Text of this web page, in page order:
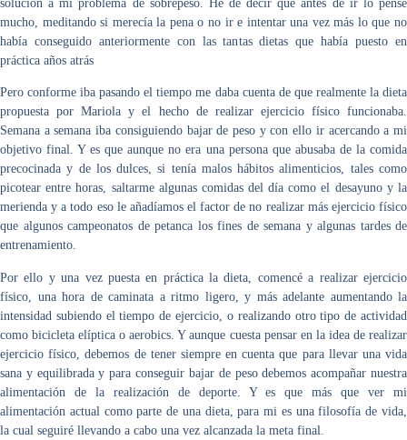
solución a mi problema de sobrepeso. He de decir que antes de ir lo pensé
mucho, meditando si merecía la pena o no ir e intentar una vez más lo que no
había conseguido anteriormente con las tantas dietas que había puesto en
práctica años atrás
Pero conforme iba pasando el tiempo me daba cuenta de que realmente la dieta
propuesta por Mariola y el hecho de realizar ejercicio físico funcionaba.
Semana a semana iba consiguiendo bajar de peso y con ello ir acercando a mi
objetivo final. Y es que aunque no era una persona que abusaba de la comida
precocinada y de los dulces, si tenía malos hábitos alimenticios, tales como
picotear entre horas, saltarme algunas comidas del día como el desayuno y la
merienda y a todo eso le añadíamos el factor de no realizar más ejercicio físico
que algunos campeonatos de petanca los fines de semana y algunas tardes de
entrenamiento.
Por ello y una vez puesta en práctica la dieta, comencé a realizar ejercicio
físico, una hora de caminata a ritmo ligero, y más adelante aumentando la
intensidad subiendo el tiempo de ejercicio, o realizando otro tipo de actividad
como bicicleta elíptica o aerobics. Y aunque cuesta pensar en la idea de realizar
ejercicio físico, debemos de tener siempre en cuenta que para llevar una vida
sana y equilibrada y para conseguir bajar de peso debemos acompañar nuestra
alimentación de la realización de deporte. Y es que más que ver mi
alimentación actual como parte de una dieta, para mi es una filosofía de vida,
la cual seguiré llevando a cabo una vez alcanzada la meta final.